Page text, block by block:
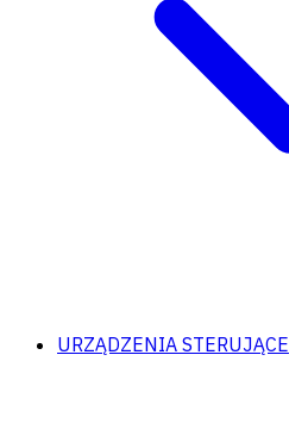
URZĄDZENIA STERUJĄCE